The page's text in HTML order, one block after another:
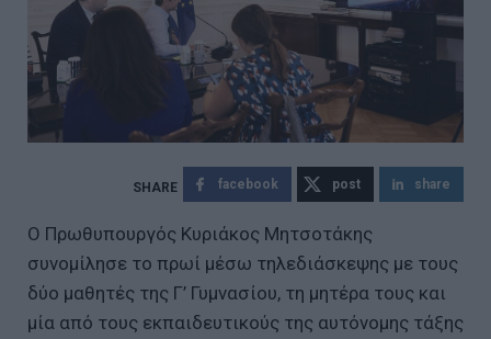
facebook post share
Ο Πρωθυπουργός Κυριάκος Μητσοτάκης
συνομίλησε το πρωί μέσω τηλεδιάσκεψης με τους
δύο μαθητές της Γ’ Γυμνασίου, τη μητέρα τους και
μία από τους εκπαιδευτικούς της αυτόνομης τάξης